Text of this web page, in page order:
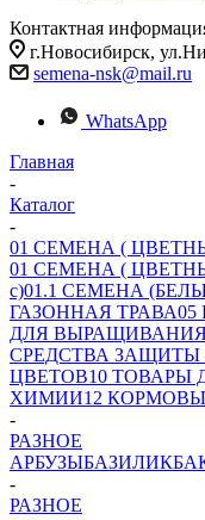
Контактная
г.Новосибирск,
semena-nsk@mail.ru
WhatsApp
Главная
-
Каталог
-
01 СЕМЕНА (
01 СЕМЕНА (
с)01.1 СЕМЕНА
ГАЗОННАЯ ТРАВА
ДЛЯ
СРЕДСТВА ЗАЩИТЫ
ЦВЕТОВ10 ТОВАРЫ
ХИМИИ12
-
РАЗНОЕ
АРБУЗЫБАЗИЛИК
-
РАЗНОЕ